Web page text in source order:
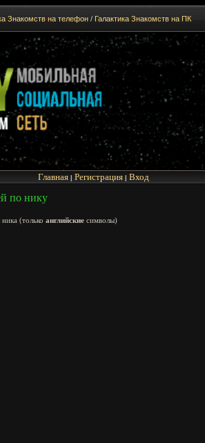
Знакомств на телефон/ Галактика Знакомств на ПК
Главная Регистрация Вход
по нику
(только английские символы)